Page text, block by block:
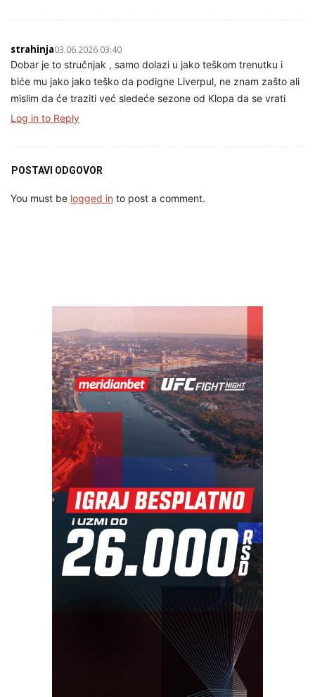
strahinja03.06.2026 03:40
Dobar je to stručnjak , samo dolazi u jako teškom trenutku i
biće mu jako jako teško da podigne Liverpul, ne znam zašto ali
mislim da će traziti već sledeće sezone od Klopa da se vrati
Log in to Reply
POSTAVI ODGOVOR
You must be logged in to post a comment.